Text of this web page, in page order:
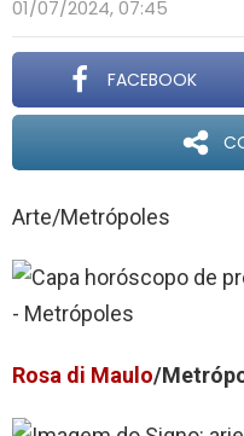
01/07/2024, 07:45
FACEBOOK
Arte/Metrópoles
Rosa di Maulo/